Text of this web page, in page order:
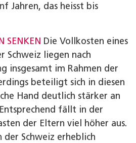
Jahren, das heisst bis
SENKEN Die Vollkosten eines
Schweiz liegen nach
insgesamt im Rahmen der
beteiligt sich in diesen
Hand deutlich stärker an
fällt in der
der Eltern viel höher aus.
der Schweiz erheblich